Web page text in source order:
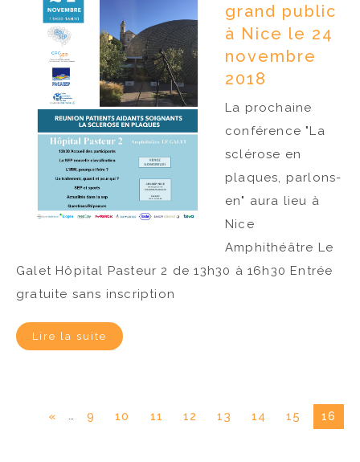
grand public
à Nice le 24
novembre
2018
La prochaine
conférence "La
sclérose en
plaques, parlons-
en" aura lieu à
Nice
Amphithéâtre Le
Galet Hôpital Pasteur 2 de 13h30 à 16h30 Entrée
gratuite sans inscription
Lire la suite
« … 9 10 11 12 13 14 15 16